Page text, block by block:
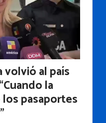
volvió al país
la
pasaportes